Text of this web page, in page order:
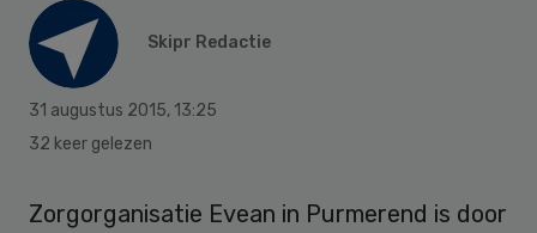
Skipr Redactie
31 augustus 2015, 13:25
32 keer gelezen
Zorgorganisatie Evean in Purmerend is door